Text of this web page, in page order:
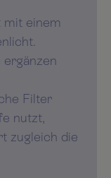
mit einem
ergänzen
Filter
nutzt,
zugleich die